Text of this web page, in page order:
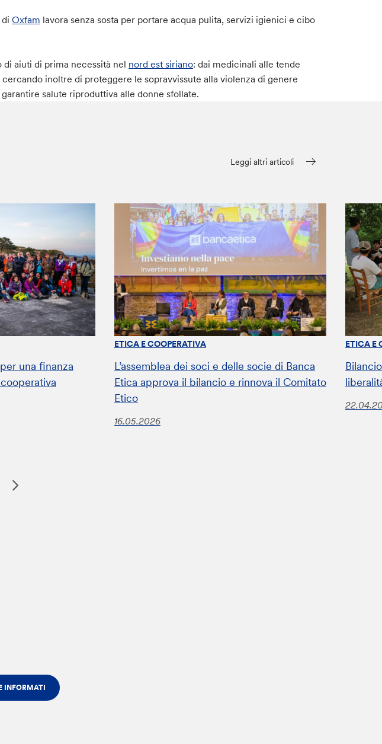
diOxfam lavora senza sosta per portare acqua pulita, servizi igienici e cibo
di aiuti di prima necessità nel nord est siriano: dai medicinali alle tende
inoltre di proteggere le sopravvissute alla violenza di genere
salute riproduttiva alle donne sfollate.
Leggi altri articoli
una finanza
ETICA E COOPERATIVA
L’assemblea dei soci e delle socie di Banca
Etica approva il bilancio e rinnova il Comitato
Etico
16.05.2026
ETICA E
INFORMATI